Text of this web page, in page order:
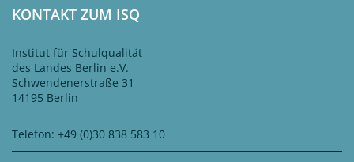
KONTAKT ZUM ISQ
Institut für Schulqualität
des Landes Berlin e.V.
Schwendenerstraße 31
14195 Berlin
Telefon: +49 (0)30 838 583 10